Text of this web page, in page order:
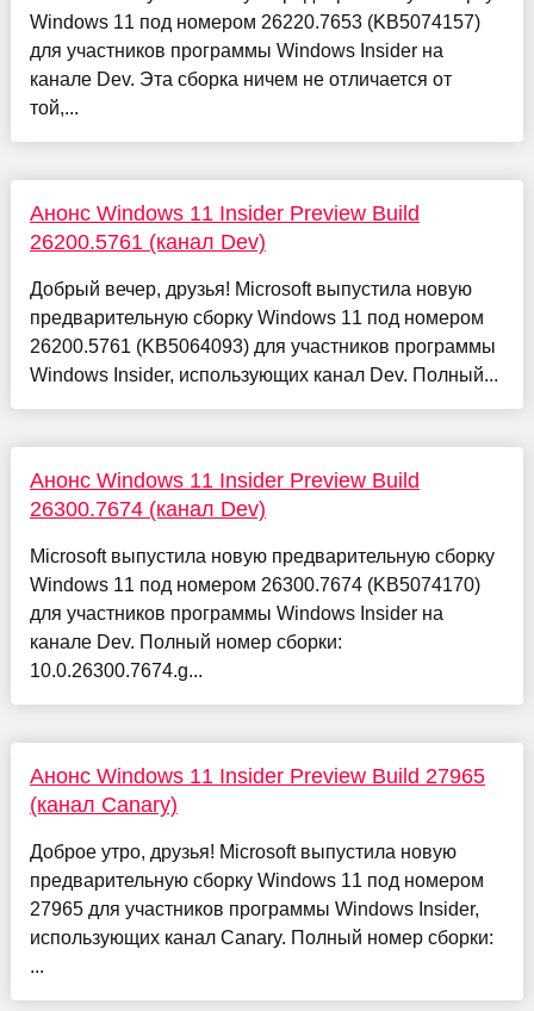
Windows 11 под номером 26220.7653 (KB5074157)
для участников программы Windows Insider на
канале Dev. Эта сборка ничем не отличается от
той,...
Анонс Windows 11 Insider Preview Build
26200.5761 (канал Dev)
Добрый вечер, друзья! Microsoft выпустила новую
предварительную сборку Windows 11 под номером
26200.5761 (KB5064093) для участников программы
Windows Insider, использующих канал Dev. Полный...
Анонс Windows 11 Insider Preview Build
26300.7674 (канал Dev)
Microsoft выпустила новую предварительную сборку
Windows 11 под номером 26300.7674 (KB5074170)
для участников программы Windows Insider на
канале Dev. Полный номер сборки:
10.0.26300.7674.g...
Анонс Windows 11 Insider Preview Build 27965
(канал Canary)
Доброе утро, друзья! Microsoft выпустила новую
предварительную сборку Windows 11 под номером
27965 для участников программы Windows Insider,
использующих канал Canary. Полный номер сборки:
...